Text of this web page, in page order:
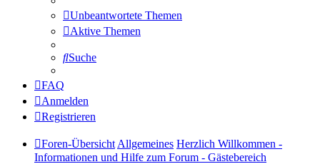
Unbeantwortete Themen
Aktive Themen
Suche
FAQ
Anmelden
Registrieren
Foren-ÜbersichtAllgemeines Herzlich Willkommen -
Informationen und Hilfe zum Forum - Gästebereich